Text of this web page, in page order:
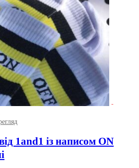
-
1and1 із написом ON